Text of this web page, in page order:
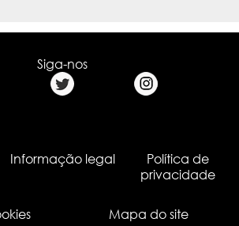
Siga-nos
Informação legal
Política de
privacidade
Mapa do site